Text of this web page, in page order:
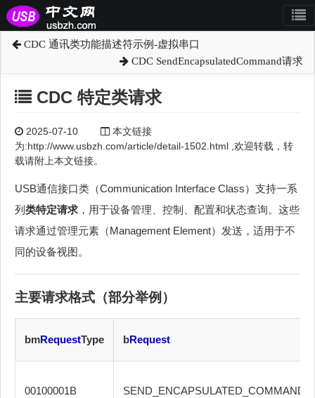
CDC 通讯类功能描述符示例-虚拟串口
CDC SendEncapsulatedCommand请求
CDC 特定类请求
2025-07-10
本文链接
为:http://www.usbzh.com/article/detail-1502.html ,欢迎转载，转
载请附上本文链接。
USB通信接口类（Communication Interface Class）支持一系
列 类特定请求 ，用于设备管理、控制、配置和状态查询。这些
请求通过管理元素（Management Element）发送，适用于不
同的设备视图。
主要请求格式（部分举例）
bmRequestType bRequest
00100001B SEND_ENCAPSULATED_COMMAND